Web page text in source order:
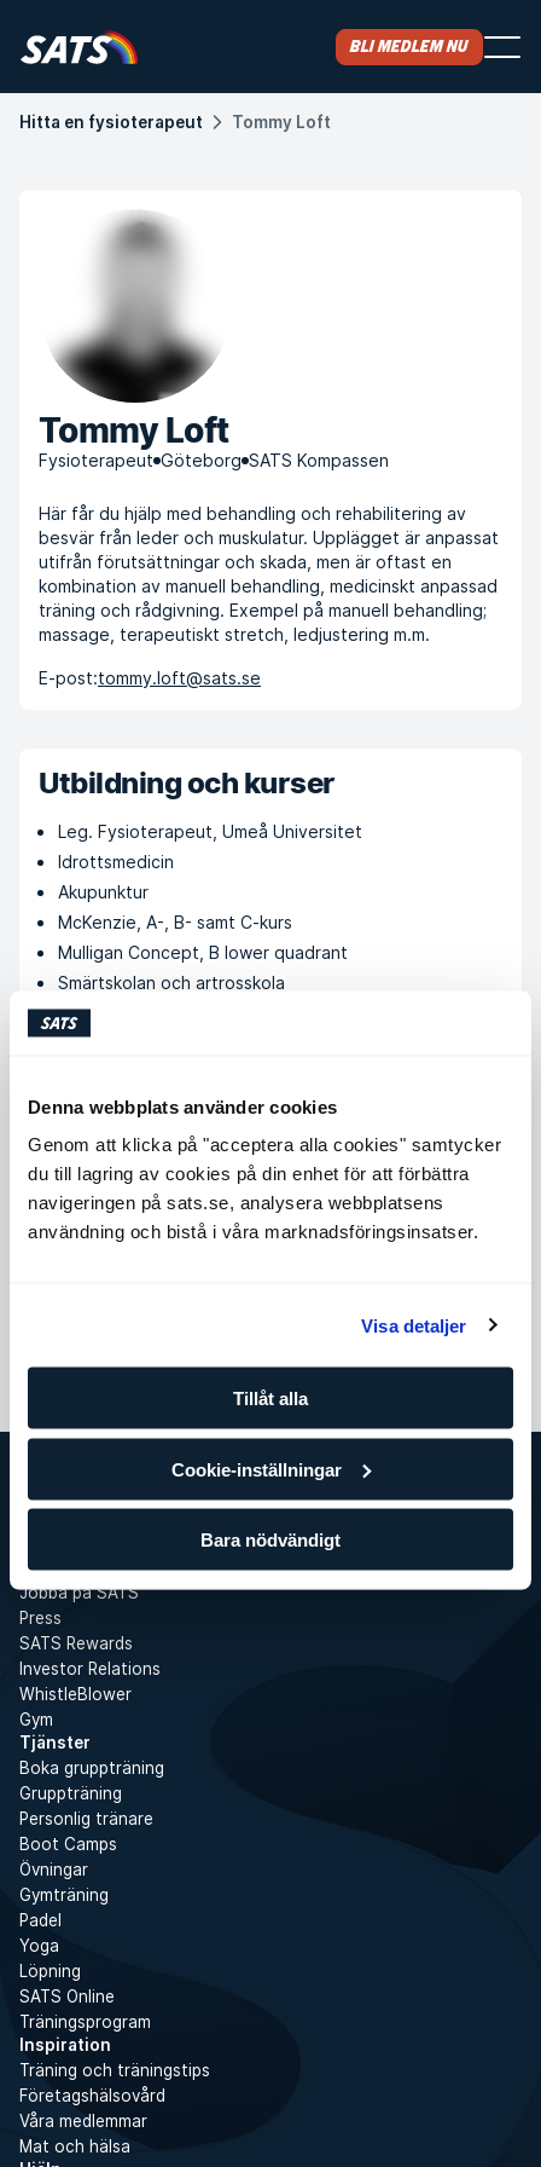
Denna webbplats använder cookies
Genom att klicka på "acceptera alla cookies" samtycker
du till lagring av cookies på din enhet för att förbättra
navigeringen på sats.se, analysera webbplatsens
användning och bistå i våra marknadsföringsinsatser.
Visa detaljer
Tillåt alla
Cookie-inställningar
Bara nödvändigt
Bli medlem nu
Hitta en fysioterapeut Tommy Loft
Tommy Loft
Fysioterapeut Göteborg SATS Kompassen
Här får du hjälp med behandling och rehabilitering av
besvär från leder och muskulatur. Upplägget är anpassat
utifrån förutsättningar och skada, men är oftast en
kombination av manuell behandling, medicinskt anpassad
träning och rådgivning. Exempel på manuell behandling;
massage, terapeutiskt stretch, ledjustering m.m.
E-post:tommy.loft@sats.se
Utbildning och kurser
Leg. Fysioterapeut, Umeå Universitet
Idrottsmedicin
Akupunktur
McKenzie, A-, B- samt C-kurs
Mulligan Concept, B lower quadrant
Smärtskolan och artrosskola
Undersökning, behandling och rehabilitering av
led-/muskelrelaterade besvär i kroppen
Idrotts- och motionsskador
Arbetat inom primärvård (rehabmottaning/vårdcentral)
Boka tid
SATS
Företag
Jobba på SATS
Press
SATS Rewards
Investor Relations
WhistleBlower
Gym
Tjänster
Boka gruppträning
Gruppträning
Personlig tränare
Boot Camps
Övningar
Gymträning
Padel
Yoga
Löpning
SATS Online
Träningsprogram
Inspiration
Träning och träningstips
Företagshälsovård
Våra medlemmar
Mat och hälsa